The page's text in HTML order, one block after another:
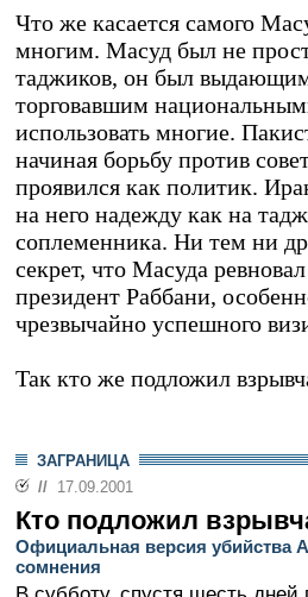
Что же касается самого
многим. Масуд был не
таджиков, он был
торговавшим
использовать многие.
начиная борьбу против
проявился как политик.
на него надежду как на
соплеменника. Ни тем ни
секрет, что Масуда
президент Раббани,
чрезвычайно успешного
Так кто же подложил
ЗАГРАНИЦА
// 17.09.2001
Кто подложил
Официальная версия убийства
сомнения